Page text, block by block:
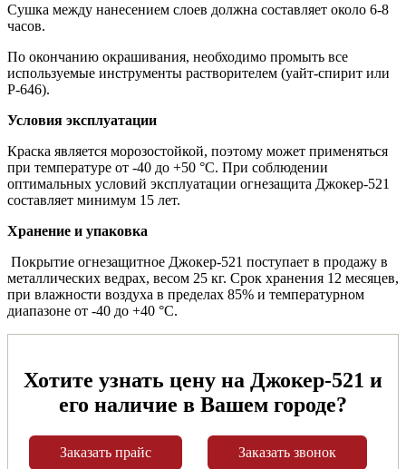
Сушка между нанесением слоев должна составляет около 6-8
часов.
По окончанию окрашивания, необходимо промыть все
используемые инструменты растворителем (уайт-спирит или
Р-646).
Условия эксплуатации
Краска является морозостойкой, поэтому может применяться
при температуре от -40 до +50 °С. При соблюдении
оптимальных условий эксплуатации огнезащита Джокер-521
составляет минимум 15 лет.
Хранение и упаковка
Покрытие огнезащитное Джокер-521 поступает в продажу в
металлических ведрах, весом 25 кг. Срок хранения 12 месяцев,
при влажности воздуха в пределах 85% и температурном
диапазоне от -40 до +40 °С.
Хотите узнать цену на Джокер-521 и
его наличие в Вашем городе?
Заказать прайс Заказать звонок